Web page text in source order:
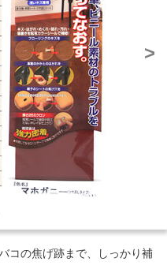
>
コの焦げ跡まで、しっかり補